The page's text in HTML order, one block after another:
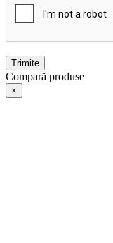
Trimite
Compară produse
×